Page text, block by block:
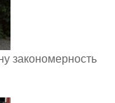
закономерность